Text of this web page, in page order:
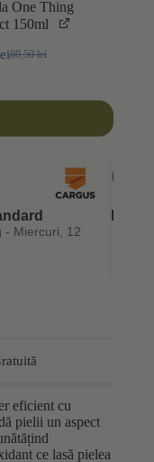
One Thing
150ml
80,50lei
Prețul
fost:
Prețul
65,01 lei.
- Miercuri, 12
eficient cu
pielii un aspect
ce lasă pielea